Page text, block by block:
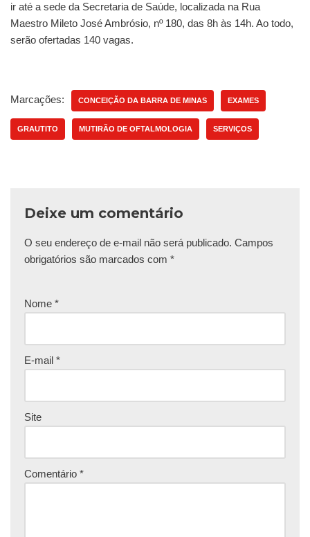
ir até a sede da Secretaria de Saúde, localizada na Rua
Maestro Mileto José Ambrósio, nº 180, das 8h às 14h. Ao todo,
serão ofertadas 140 vagas.
Marcações: CONCEIÇÃO DA BARRA DE MINAS EXAMES
GRAUTITO MUTIRÃO DE OFTALMOLOGIA SERVIÇOS
Deixe um comentário
O seu endereço de e-mail não será publicado. Campos
obrigatórios são marcados com *
Nome *
E-mail *
Site
Comentário *